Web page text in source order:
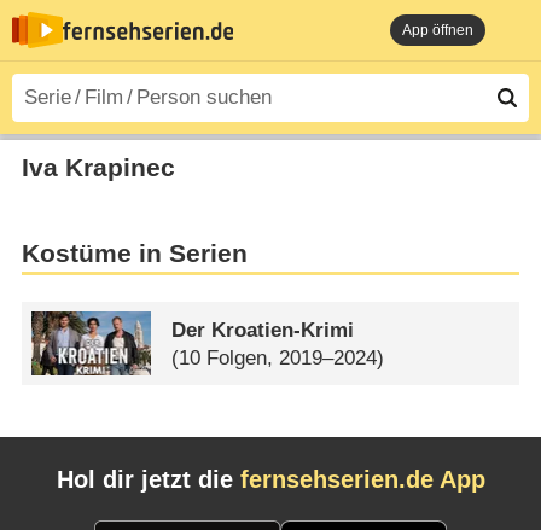
App öffnen
Iva Krapinec
Kostüme in Serien
Der Kroatien-Krimi
(10 Folgen, 2019–2024)
Hol dir jetzt die fernsehserien.de App